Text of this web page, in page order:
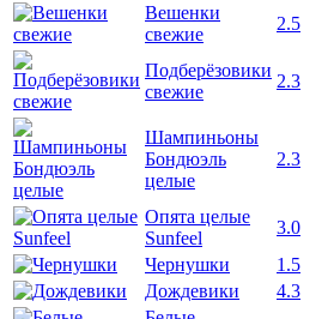
Вешенки
свежие
2.5
Подберёзовики
свежие
2.3
Шампиньоны
Бондюэль
целые
2.3
Опята целые
Sunfeel
3.0
Чернушки
1.5
Дождевики
4.3